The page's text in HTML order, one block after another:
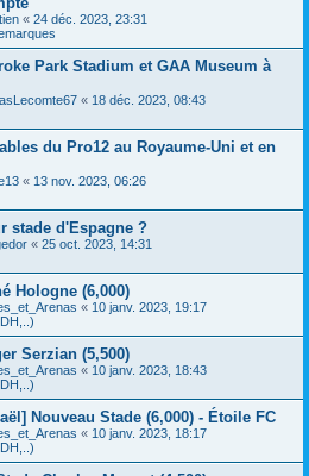
« 24 déc. 2023, 23:31
Park Stadium et GAA Museum à
« 18 déc. 2023, 08:43
du Pro12 au Royaume-Uni et en
« 13 nov. 2023, 06:26
stade d'Espagne ?
« 25 oct. 2023, 14:31
Hologne (6,000)
« 10 janv. 2023, 19:17
Serzian (5,500)
« 10 janv. 2023, 18:43
Nouveau Stade (6,000) - Étoile FC
« 10 janv. 2023, 18:17